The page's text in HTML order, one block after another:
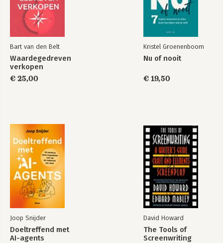
Bijlage A: Voorbeelden van interviews en feedback
Bijlage B: Voorbeelden van uitgangspunten en FAQ's
Bijlage C: Tijdlijn van de gebeurtenissen in dit boek
Noten
Register
Bart van den Belt
Waardegedreven
verkopen
€ 25,00
Kristel Groenenboom
Nu of nooit
€ 19,50
Joop Snijder
Doeltreffend met
AI-agents
David Howard
The Tools of
Screenwriting